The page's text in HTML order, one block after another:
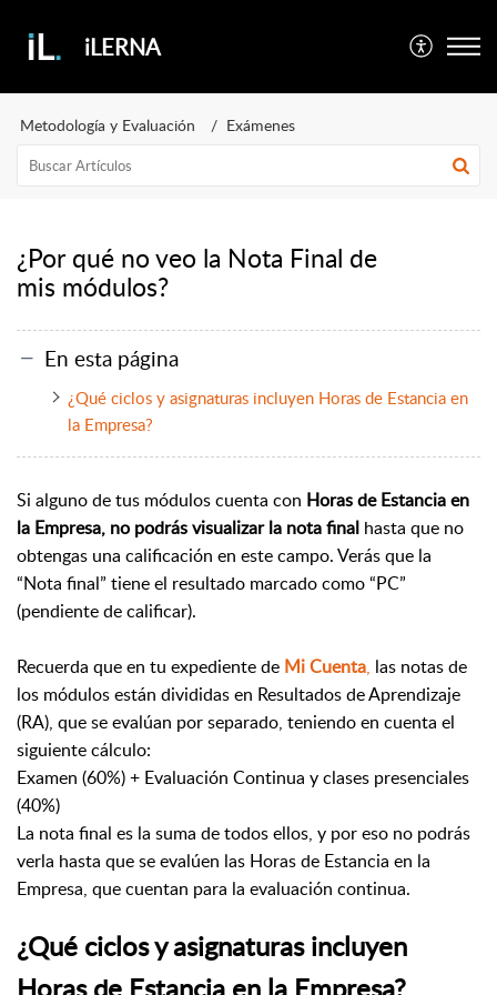
iLERNA
Metodología y Evaluación Exámenes
¿Por qué no veo la Nota Final de
mis módulos?
En esta página
¿Qué ciclos y asignaturas incluyen Horas de Estancia en
la Empresa?
Si alguno de tus módulos cuenta con Horas de Estancia en
la Empresa, no podrás visualizar la nota final hasta que no
obtengas una calificación en este campo. Verás que la
“Nota final” tiene el resultado marcado como “PC”
(pendiente de calificar).
Recuerda que en tu expediente de Mi Cuenta, las notas de
los módulos están divididas en Resultados de Aprendizaje
(RA), que se evalúan por separado, teniendo en cuenta el
siguiente cálculo:
Examen (60%) + Evaluación Continua y clases presenciales
(40%)
La nota final es la suma de todos ellos, y por eso no podrás
verla hasta que se evalúen las Horas de Estancia en la
Empresa, que cuentan para la evaluación continua.
¿Qué ciclos y asignaturas incluyen
Horas de Estancia en la Empresa?